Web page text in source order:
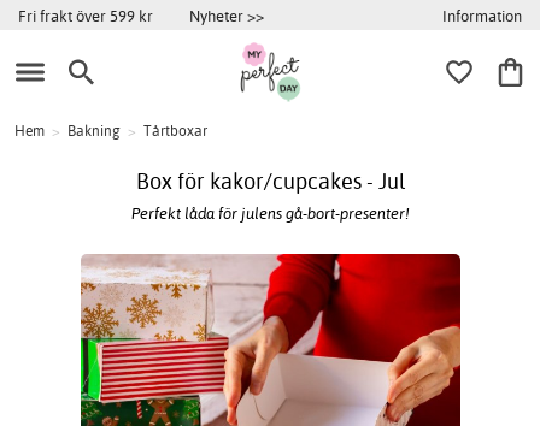
Fri frakt över 599 kr Nyheter >> Information
Hem > Bakning > Tårtboxar
Box för kakor/cupcakes - Jul
Perfekt låda för julens gå-bort-presenter!